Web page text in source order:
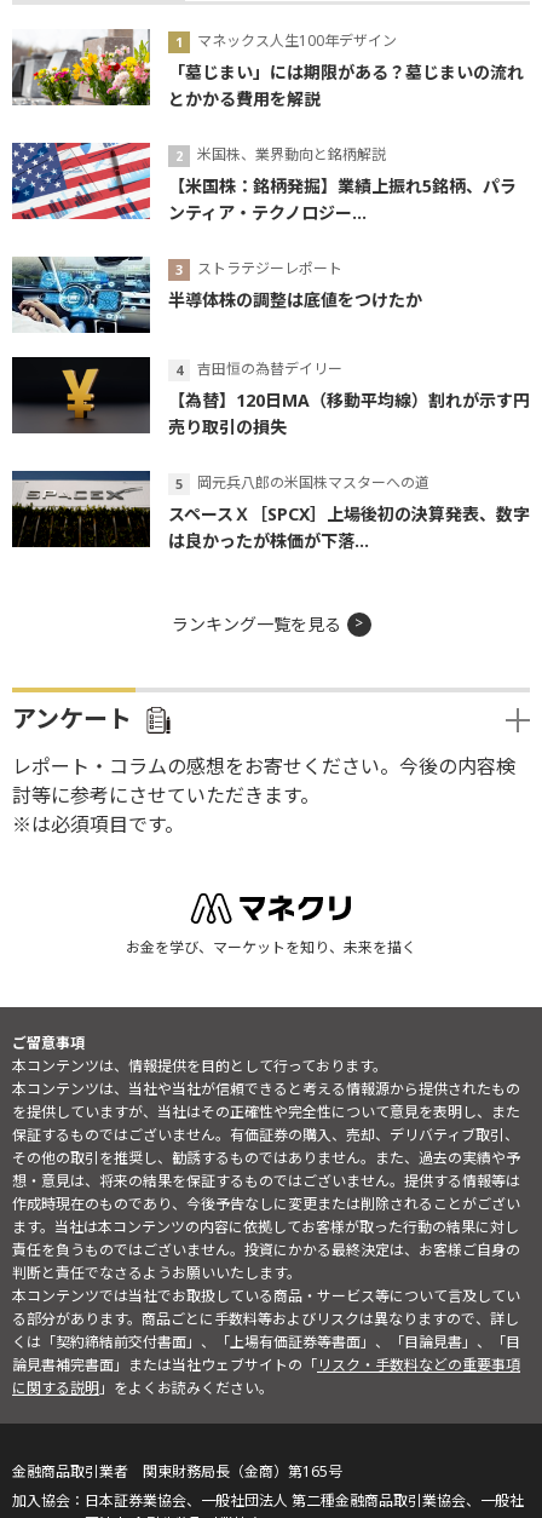
マネックス人生100年デザイン
「墓じまい」には期限がある？墓じまいの流れ
とかかる費用を解説
米国株、業界動向と銘柄解説
【米国株：銘柄発掘】業績上振れ5銘柄、パラ
ンティア・テクノロジー...
ストラテジーレポート
半導体株の調整は底値をつけたか
吉田恒の為替デイリー
【為替】120日MA（移動平均線）割れが示す円
売り取引の損失
岡元兵八郎の米国株マスターへの道
スペースＸ［SPCX］上場後初の決算発表、数字
は良かったが株価が下落...
ランキング一覧を見る
アンケート
レポート・コラムの感想をお寄せください。今後の内容検
討等に参考にさせていただきます。
※は必須項目です。
お金を学び、マーケットを知り、未来を描く
ご留意事項
本コンテンツは、情報提供を目的として行っております。
本コンテンツは、当社や当社が信頼できると考える情報源から提供されたもの
を提供していますが、当社はその正確性や完全性について意見を表明し、また
保証するものではございません。有価証券の購入、売却、デリバティブ取引、
その他の取引を推奨し、勧誘するものではありません。また、過去の実績や予
想・意見は、将来の結果を保証するものではございません。提供する情報等は
作成時現在のものであり、今後予告なしに変更または削除されることがござい
ます。当社は本コンテンツの内容に依拠してお客様が取った行動の結果に対し
責任を負うものではございません。投資にかかる最終決定は、お客様ご自身の
判断と責任でなさるようお願いいたします。
本コンテンツでは当社でお取扱している商品・サービス等について言及してい
る部分があります。商品ごとに手数料等およびリスクは異なりますので、詳し
くは「契約締結前交付書面」、「上場有価証券等書面」、「目論見書」、「目
論見書補完書面」または当社ウェブサイトの「リスク・手数料などの重要事項
に関する説明」をよくお読みください。
金融商品取引業者 関東財務局長（金商）第165号
日本証券業協会、一般社団法人 第二種金融商品取引業協会、一般社